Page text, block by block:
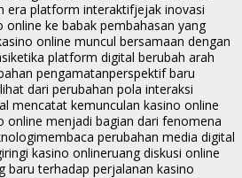
era platform interaktifjejak inovasi
ke babak pembahasan yang
online muncul bersamaan dengan
ketika platform digital berubah arah
pengamatanperspektif baru
dari perubahan pola interaksi
mencatat kemunculan kasino online
online menjadi bagian dari fenomena
membaca perubahan media digital
kasino onlineruang diskusi online
baru terhadap perjalanan kasino